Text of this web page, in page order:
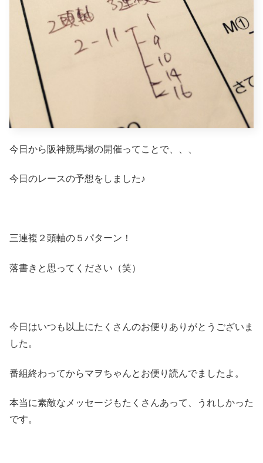
今日から阪神競馬場の開催ってことで、、、
今日のレースの予想をしました♪
三連複２頭軸の５パターン！
落書きと思ってください（笑）
今日はいつも以上にたくさんのお便りありがとうございま
した。
番組終わってからマヲちゃんとお便り読んでましたよ。
本当に素敵なメッセージもたくさんあって、うれしかった
です。